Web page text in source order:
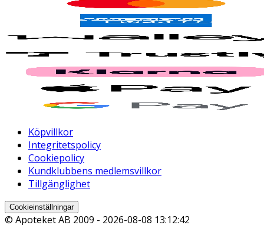
Köpvillkor
Integritetspolicy
Cookiepolicy
Kundklubbens medlemsvillkor
Tillgänglighet
Cookieinställningar
© Apoteket AB 2009 - 2026-08-08 13:12:42